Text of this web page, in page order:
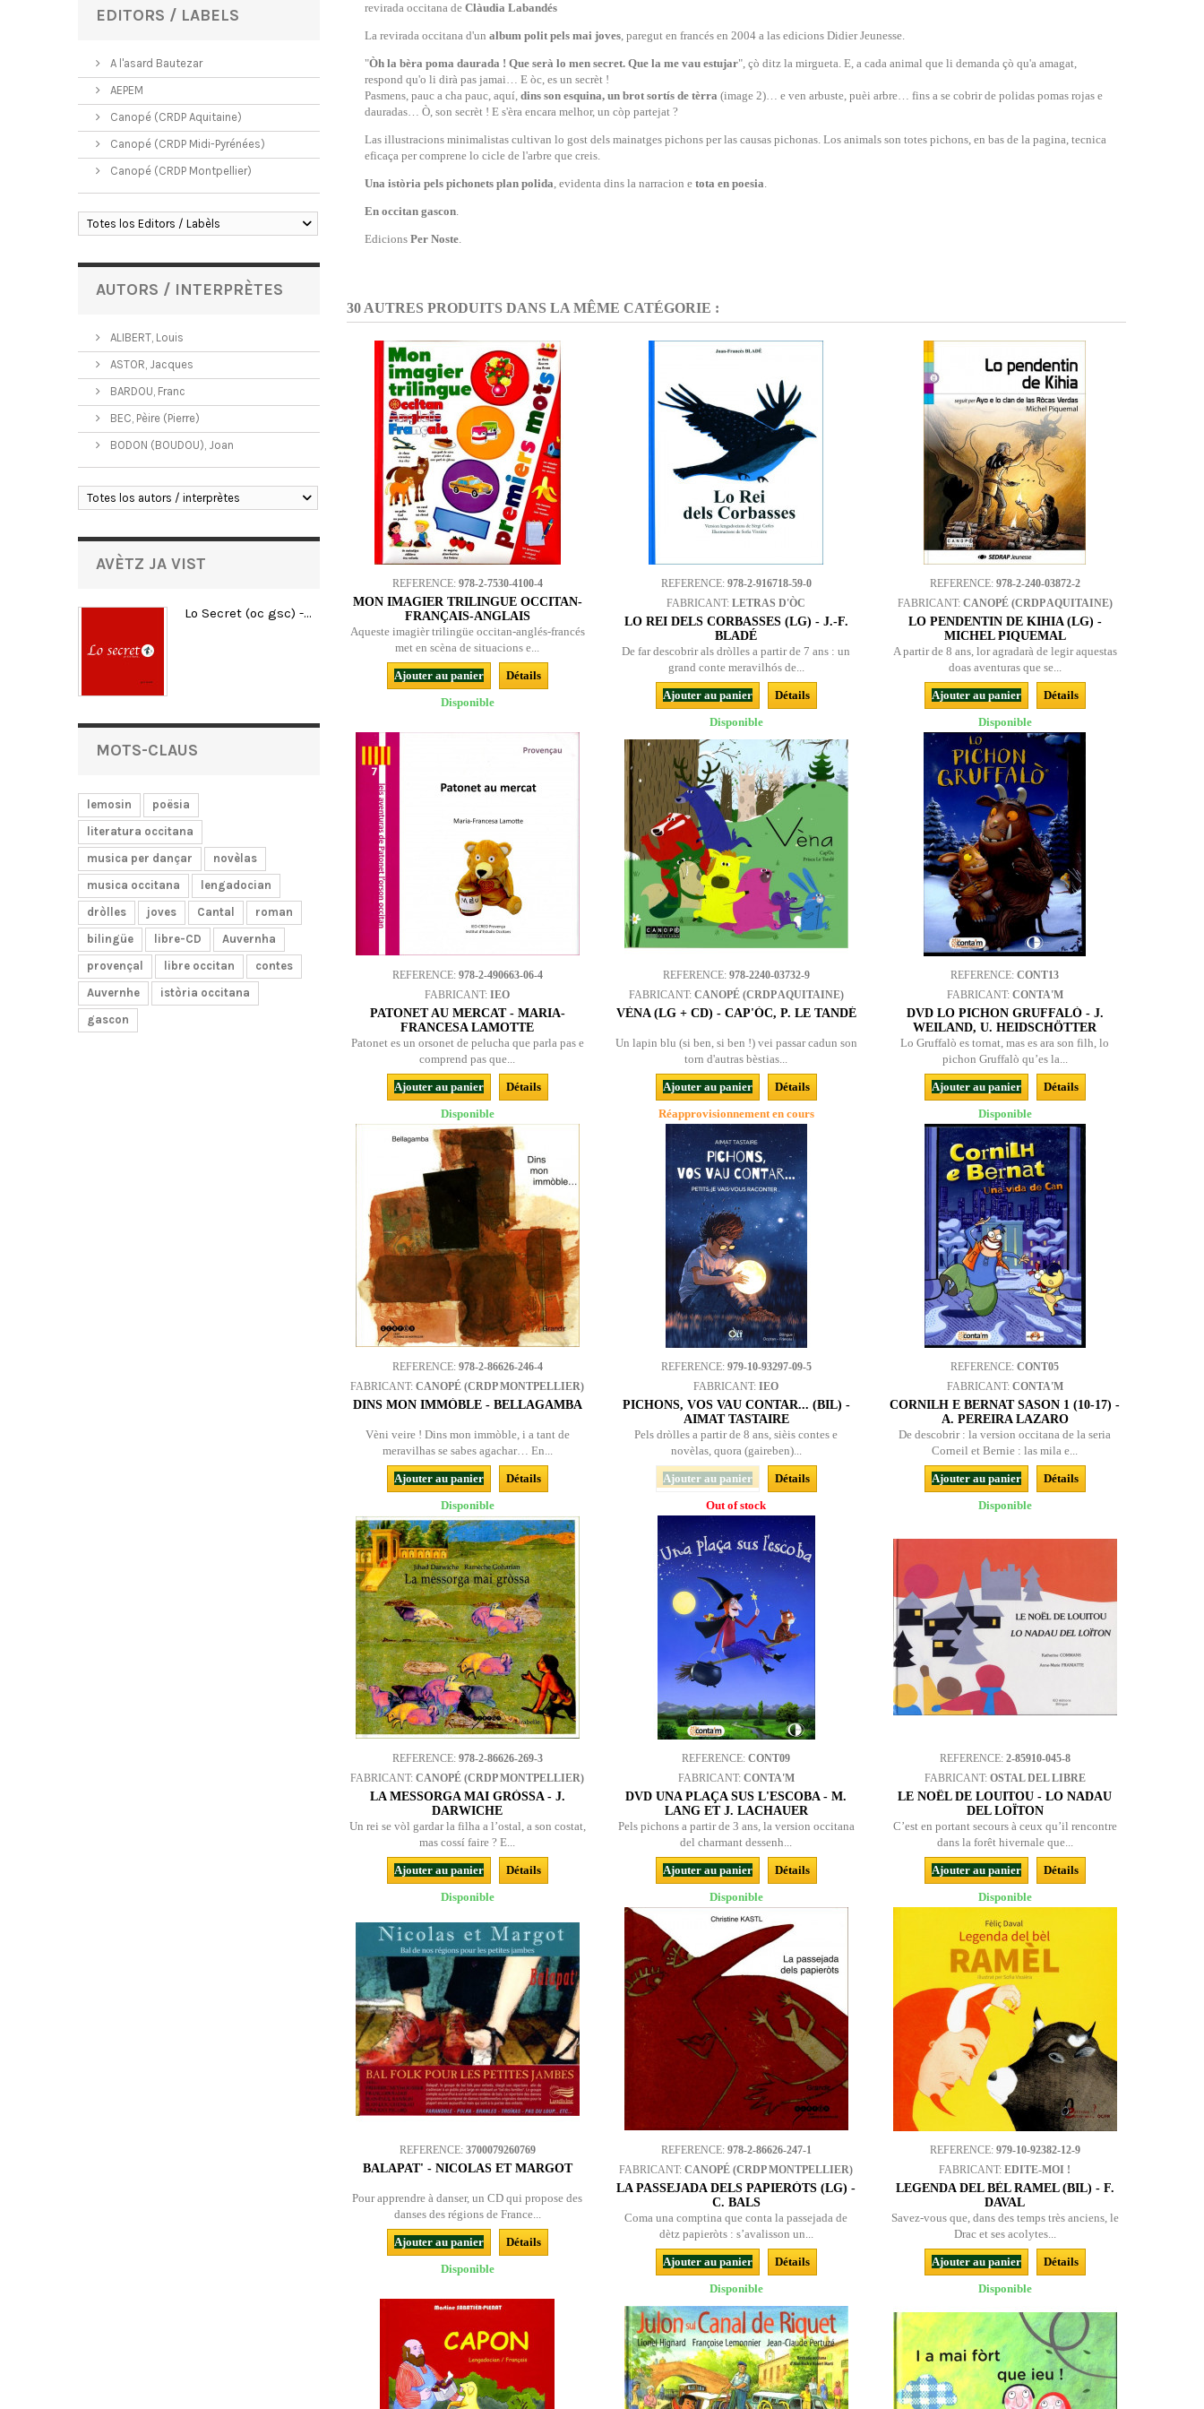
EDITORS / LABELS
A l'asard Bautezar
AEPEM
Canopé (CRDP Aquitaine)
Canopé (CRDP Midi-Pyrénées)
Canopé (CRDP Montpellier)
Totes los Editors / Labèls
AUTORS / INTERPRÈTES
ALIBERT, Louis
ASTOR, Jacques
BARDOU, Franc
BEC, Pèire (Pierre)
BODON (BOUDOU), Joan
Totes los autors / interprètes
AVÈTZ JA VIST
Lo Secret (oc gsc) -...
MOTS-CLAUS
lemosin
poësia
literatura occitana
musica per dançar
novèlas
musica occitana
lengadocian
dròlles
joves Cantal
roman
bilingüe
libre-CD
Auvernha
provençal
libre occitan
contes
Auvernhe
istòria occitana
gascon
revirada occitana de Clàudia Labandés
La revirada occitana d'un album polit pels mai joves, paregut en francés en 2004 a las edicions Didier Jeunesse.
"Òh la bèra poma daurada ! Que serà lo men secret. Que la me vau estujar", çò ditz la mirgueta. E, a cada animal que li demanda çò qu'a amagat,
respond qu'o li dirà pas jamai… E òc, es un secrèt !
Pasmens, pauc a cha pauc, aquí, dins son esquina, un brot sortís de tèrra (image 2)… e ven arbuste, puèi arbre… fins a se cobrir de polidas pomas rojas e
dauradas… Ò, son secrèt ! E s'èra encara melhor, un còp partejat ?
Las illustracions minimalistas cultivan lo gost dels mainatges pichons per las causas pichonas. Los animals son totes pichons, en bas de la pagina, tecnica
eficaça per comprene lo cicle de l'arbre que creis.
Una istòria pels pichonets plan polida, evidenta dins la narracion e tota en poesia.
En occitan gascon.
Edicions Per Noste.
30 AUTRES PRODUITS DANS LA MÊME CATÉGORIE :
REFERENCE: 978-2-7530-4100-4
MON IMAGIER TRILINGUE OCCITAN-
FRANÇAIS-ANGLAIS
Aqueste imagièr trilingüe occitan-anglés-francés
met en scèna de situacions e...
Ajouter au panier
Détails
Disponible
REFERENCE: 978-2-916718-59-0
FABRICANT:LETRAS D'ÒC
LO REI DELS CORBASSES (LG) - J.-F.
BLADÉ
De far descobrir als dròlles a partir de 7 ans : un
grand conte meravilhós de...
Ajouter au panier
Détails
Disponible
REFERENCE: 978-2-240-03872-2
FABRICANT: CANOPÉ (CRDP AQUITAINE)
LO PENDENTIN DE KIHIA (LG) -
MICHEL PIQUEMAL
A partir de 8 ans, lor agradarà de legir aquestas
doas aventuras que se...
Ajouter au panier
Détails
Disponible
REFERENCE: 978-2-490663-06-4
FABRICANT:IEO
PATONET AU MERCAT - MARIA-
FRANCESA LAMOTTE
Patonet es un orsonet de pelucha que parla pas e
comprend pas que...
Ajouter au panier
Détails
Disponible
REFERENCE: 978-2240-03732-9
FABRICANT: CANOPÉ (CRDP AQUITAINE)
VÈNA (LG + CD) - CAP'ÒC, P. LE TANDÉ
Un lapin blu (si ben, si ben !) vei passar cadun son
torn d'autras bèstias...
Ajouter au panier
Détails
Réapprovisionnement en cours
REFERENCE:CONT13
FABRICANT: CONTA'M
DVD LO PICHON GRUFFALÒ - J.
WEILAND, U. HEIDSCHÖTTER
Lo Gruffalò es tornat, mas es ara son filh, lo
pichon Gruffalò qu’es la...
Ajouter au panier
Détails
Disponible
REFERENCE: 978-2-86626-246-4
FABRICANT:CANOPÉ (CRDP MONTPELLIER)
DINS MON IMMÒBLE - BELLAGAMBA
Vèni veire ! Dins mon immòble, i a tant de
meravilhas se sabes agachar… En...
Ajouter au panier
Détails
Disponible
REFERENCE: 979-10-93297-09-5
FABRICANT:IEO
PICHONS, VOS VAU CONTAR... (BIL) -
AIMAT TASTAIRE
Pels dròlles a partir de 8 ans, sièis contes e
novèlas, quora (gaireben)...
Ajouter au panier
Détails
Out of stock
REFERENCE:CONT05
FABRICANT: CONTA'M
CORNILH E BERNAT SASON 1 (10-17) -
A. PEREIRA LAZARO
De descobrir : la version occitana de la seria
Corneil et Bernie : las mila e...
Ajouter au panier
Détails
Disponible
REFERENCE: 978-2-86626-269-3
FABRICANT:CANOPÉ (CRDP MONTPELLIER)
LA MESSORGA MAI GRÒSSA - J.
DARWICHE
Un rei se vòl gardar la filha a l’ostal, a son costat,
mas cossí faire ? E...
Ajouter au panier
Détails
Disponible
REFERENCE:CONT09
FABRICANT: CONTA'M
DVD UNA PLAÇA SUS L'ESCOBA - M.
LANG ET J. LACHAUER
Pels pichons a partir de 3 ans, la version occitana
del charmant dessenh...
Ajouter au panier
Détails
Disponible
REFERENCE: 2-85910-045-8
FABRICANT: OSTAL DEL LIBRE
LE NOËL DE LOUITOU - LO NADAU
DEL LOÏTON
C’est en portant secours à ceux qu’il rencontre
dans la forêt hivernale que...
Ajouter au panier
Détails
Disponible
REFERENCE: 3700079260769
BALAPAT' - NICOLAS ET MARGOT
Pour apprendre à danser, un CD qui propose des
danses des régions de France...
Ajouter au panier
Détails
Disponible
REFERENCE: 978-2-86626-247-1
FABRICANT:CANOPÉ (CRDP MONTPELLIER)
LA PASSEJADA DELS PAPIERÒTS (LG) -
C. BALS
Coma una comptina que conta la passejada de
dètz papieròts : s’avalisson un...
Ajouter au panier
Détails
Disponible
REFERENCE: 979-10-92382-12-9
FABRICANT:EDITE-MOI !
LEGENDA DEL BÈL RAMEL (BIL) - F.
DAVAL
Savez-vous que, dans des temps très anciens, le
Drac et ses acolytes...
Ajouter au panier
Détails
Disponible